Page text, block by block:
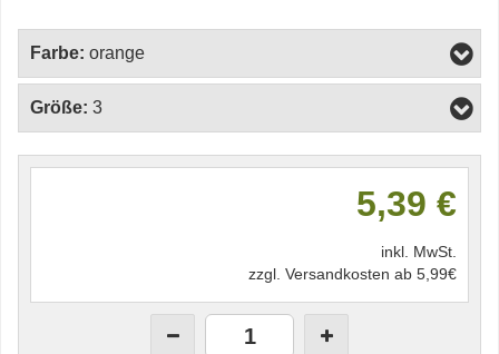
Farbe: orange
Größe: 3
5,39 €
inkl. MwSt.
zzgl. Versandkosten ab 5,99€